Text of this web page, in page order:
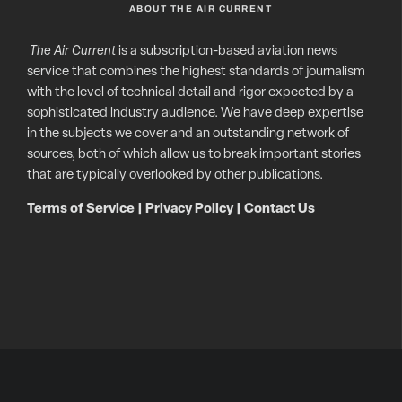
ABOUT THE AIR CURRENT
The Air Currentis a subscription-based aviation news
service that combines the highest standards of journalism
with the level of technical detail and rigor expected by a
sophisticated industry audience. We have deep expertise
in the subjects we cover and an outstanding network of
sources, both of which allow us to break important stories
that are typically overlooked by other publications.
Terms of Service Privacy Policy| Contact Us